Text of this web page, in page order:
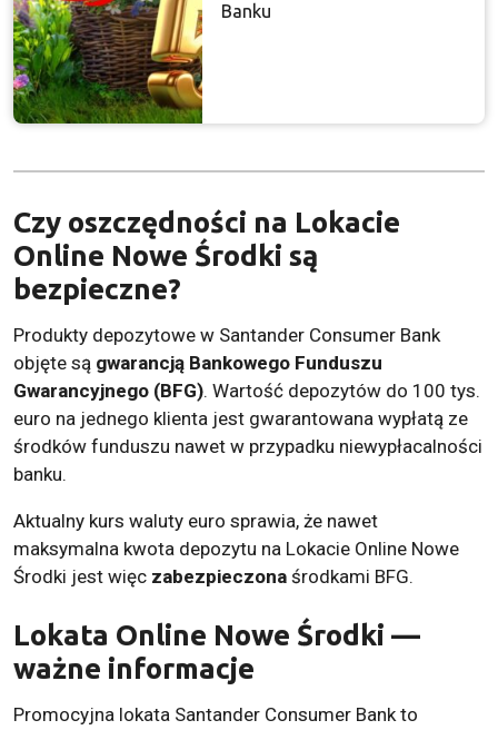
Banku
Czy oszczędności na Lokacie
Online Nowe Środki są
bezpieczne?
Produkty depozytowe w Santander Consumer Bank
objęte są gwarancją Bankowego Funduszu
Gwarancyjnego (BFG). Wartość depozytów do 100 tys.
euro na jednego klienta jest gwarantowana wypłatą ze
środków funduszu nawet w przypadku niewypłacalności
banku.
Aktualny kurs waluty euro sprawia, że nawet
maksymalna kwota depozytu na Lokacie Online Nowe
Środki jest więc zabezpieczona środkami BFG.
Lokata Online Nowe Środki —
ważne informacje
Promocyjna lokata Santander Consumer Bank to